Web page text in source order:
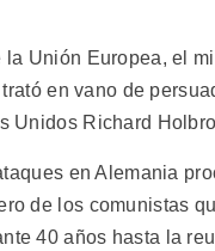
Unión Europea, el
en vano de
Unidos Richard
en Alemania
de los comunistas
40 años hasta la